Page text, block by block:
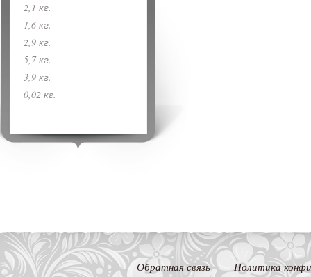
2,1 кг.
1,6 кг.
2,9 кг.
5,7 кг.
3,9 кг.
0,02 кг.
Обратная связь Политика